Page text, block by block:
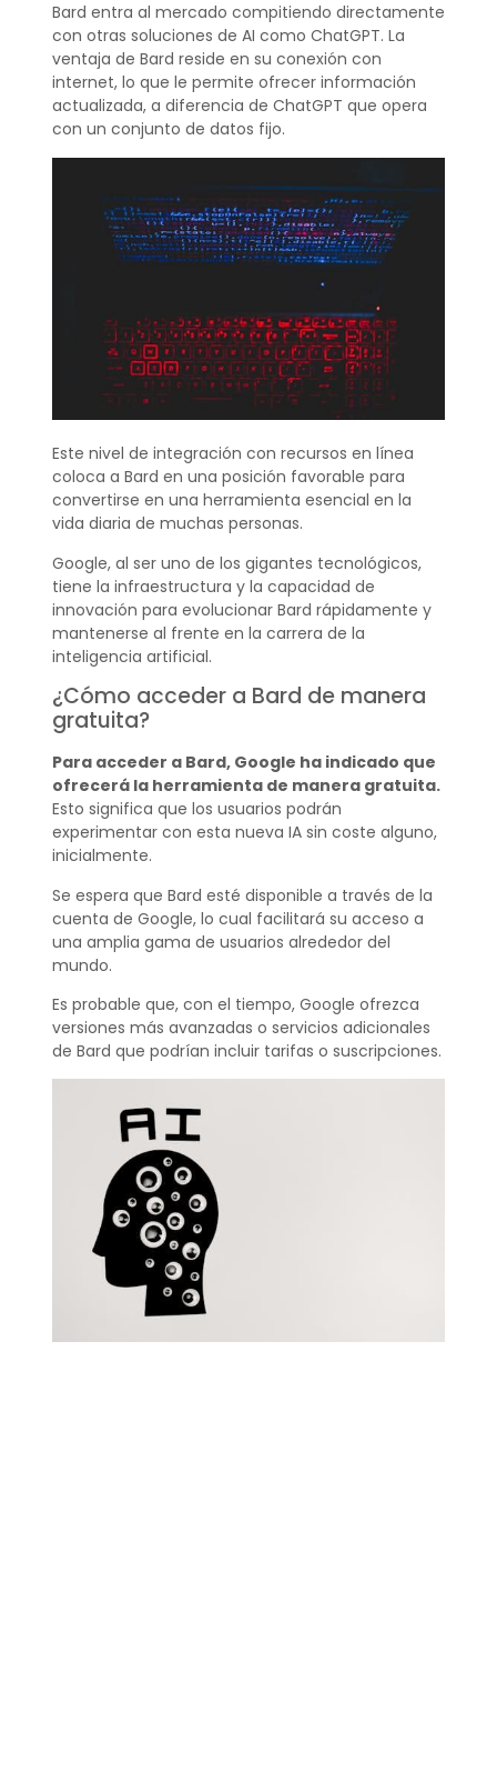
Bard entra al mercado compitiendo directamente
con otras soluciones de AI como ChatGPT. La
ventaja de Bard reside en su conexión con
internet, lo que le permite ofrecer información
actualizada, a diferencia de ChatGPT que opera
con un conjunto de datos fijo.
Este nivel de integración con recursos en línea
coloca a Bard en una posición favorable para
convertirse en una herramienta esencial en la
vida diaria de muchas personas.
Google, al ser uno de los gigantes tecnológicos,
tiene la infraestructura y la capacidad de
innovación para evolucionar Bard rápidamente y
mantenerse al frente en la carrera de la
inteligencia artificial.
¿Cómo acceder a Bard de manera
gratuita?
Para acceder a Bard, Google ha indicado que
ofrecerá la herramienta de manera gratuita.
Esto significa que los usuarios podrán
experimentar con esta nueva IA sin coste alguno,
inicialmente.
Se espera que Bard esté disponible a través de la
cuenta de Google, lo cual facilitará su acceso a
una amplia gama de usuarios alrededor del
mundo.
Es probable que, con el tiempo, Google ofrezca
versiones más avanzadas o servicios adicionales
de Bard que podrían incluir tarifas o suscripciones.